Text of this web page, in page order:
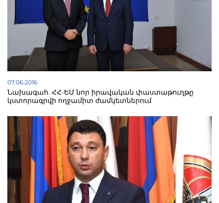
07.06.2016
Նախագահ. ՀՀ-ԵՄ նոր իրավական փաստաթուղթը
կստորագրվի ողջամիտ ժամկետներում